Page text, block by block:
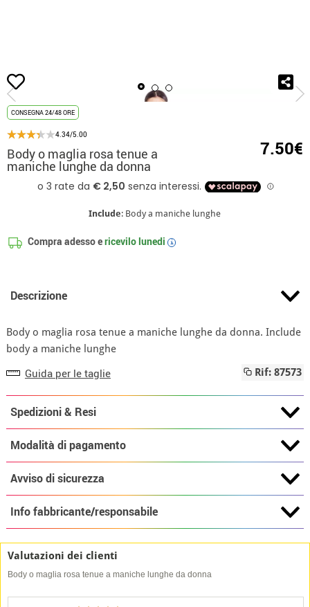
Inizio Body o maglia rosa tenue a maniche lunghe da
CONSEGNA 24/48 ORE
4.34/5.00
Body o maglia rosa tenue a
maniche lunghe da donna
7.50€
Include: Body a maniche lunghe
Compra adesso ericevilolunedi i
Descrizione
Body o maglia rosa tenue a maniche lunghe da donna. Include
body a maniche lunghe
Guida per le taglie Rif: 87573
Spedizioni & Resi
Modalità di pagamento
Avviso di sicurezza
Info fabbricante/responsabile
Valutazioni dei clienti
Body o maglia rosa tenue a maniche lunghe da donna